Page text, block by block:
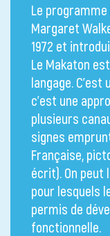
Le
Margaret
1972 et
Le Makaton
langage.
c’est une
plusieurs
signes
Française,
écrit). On
pour lesquels
permis de
fonctionnelle.